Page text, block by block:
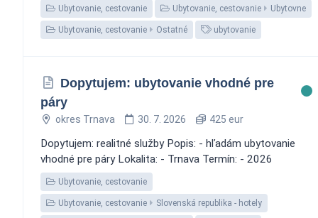
Ubytovanie, cestovanie Ubytovanie, cestovanie Ubytovne
Ubytovanie, cestovanie Ostatné ubytovanie
Dopytujem: ubytovanie vhodné pre
páry
okres Trnava 30. 7. 2026 425 eur
Dopytujem: realitné služby Popis: - hľadám ubytovanie
vhodné pre páry Lokalita: - Trnava Termín: - 2026
Ubytovanie, cestovanie
Ubytovanie, cestovanie Slovenská republika - hotely